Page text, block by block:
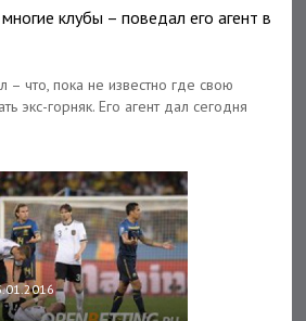
клубы – поведал его агент в
– что, пока не известно где свою
экс-горняк. Его агент дал сегодня